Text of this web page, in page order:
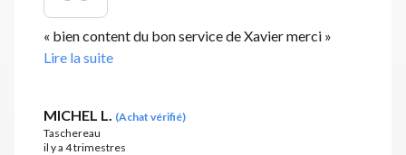
« bien content du bon service de Xavier merci »
Lire la suite
MICHEL L. (Achat vérifié)
Taschereau
il y a 4 trimestres